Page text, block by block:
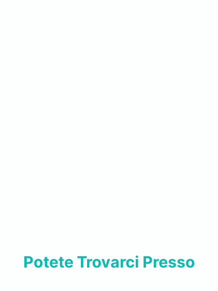
Potete Trovarci Presso